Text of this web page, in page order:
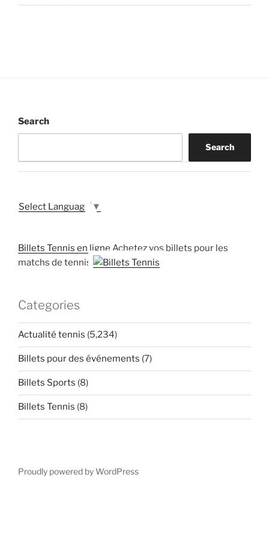
Search
Search
Select Language ▼
Billets Tennis en ligne Achetez vos billets pour les
matchs de tennis
Categories
Actualité tennis (5,234)
Billets pour des événements (7)
Billets Sports (8)
Billets Tennis (8)
Proudly powered by WordPress